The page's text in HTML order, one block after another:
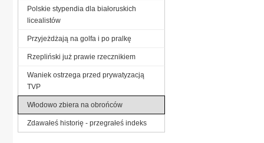
Polskie stypendia dla białoruskich
licealistów
Przyjeżdżają na golfa i po pralkę
Rzepliński już prawie rzecznikiem
Waniek ostrzega przed prywatyzacją
TVP
Włodowo zbiera na obrońców
Zdawałeś historię - przegrałeś indeks